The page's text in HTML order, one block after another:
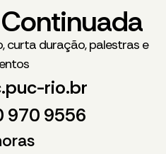
curta duração, palestras e
rio.br
970 9556